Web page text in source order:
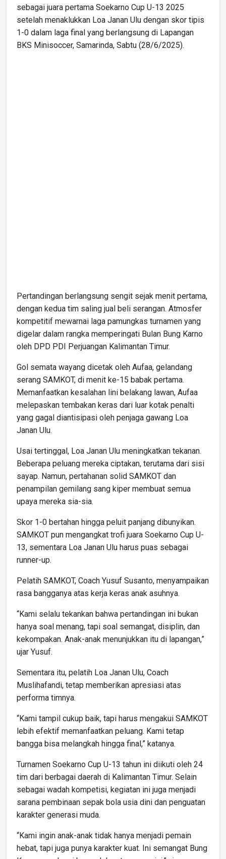
sebagai juara pertama Soekarno Cup U-13 2025
setelah menaklukkan Loa Janan Ulu dengan skor tipis
1-0 dalam laga final yang berlangsung di Lapangan
BKS Minisoccer, Samarinda, Sabtu (28/6/2025).
Pertandingan berlangsung sengit sejak menit pertama,
dengan kedua tim saling jual beli serangan. Atmosfer
kompetitif mewarnai laga pamungkas turnamen yang
digelar dalam rangka memperingati Bulan Bung Karno
oleh DPD PDI Perjuangan Kalimantan Timur.
Gol semata wayang dicetak oleh Aufaa, gelandang
serang SAMKOT, di menit ke-15 babak pertama.
Memanfaatkan kesalahan lini belakang lawan, Aufaa
melepaskan tembakan keras dari luar kotak penalti
yang gagal diantisipasi oleh penjaga gawang Loa
Janan Ulu.
Usai tertinggal, Loa Janan Ulu meningkatkan tekanan.
Beberapa peluang mereka ciptakan, terutama dari sisi
sayap. Namun, pertahanan solid SAMKOT dan
penampilan gemilang sang kiper membuat semua
upaya mereka sia-sia.
Skor 1-0 bertahan hingga peluit panjang dibunyikan.
SAMKOT pun mengangkat trofi juara Soekarno Cup U-
13, sementara Loa Janan Ulu harus puas sebagai
runner-up.
Pelatih SAMKOT, Coach Yusuf Susanto, menyampaikan
rasa bangganya atas kerja keras anak asuhnya.
“Kami selalu tekankan bahwa pertandingan ini bukan
hanya soal menang, tapi soal semangat, disiplin, dan
kekompakan. Anak-anak menunjukkan itu di lapangan,”
ujar Yusuf.
Sementara itu, pelatih Loa Janan Ulu, Coach
Muslihafandi, tetap memberikan apresiasi atas
performa timnya.
“Kami tampil cukup baik, tapi harus mengakui SAMKOT
lebih efektif memanfaatkan peluang. Kami tetap
bangga bisa melangkah hingga final,” katanya.
Turnamen Soekarno Cup U-13 tahun ini diikuti oleh 24
tim dari berbagai daerah di Kalimantan Timur. Selain
sebagai wadah kompetisi, kegiatan ini juga menjadi
sarana pembinaan sepak bola usia dini dan penguatan
karakter generasi muda.
“Kami ingin anak-anak tidak hanya menjadi pemain
hebat, tapi juga punya karakter kuat. Ini semangat Bung